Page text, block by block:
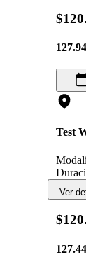
127.94
Test
Ver
127.44